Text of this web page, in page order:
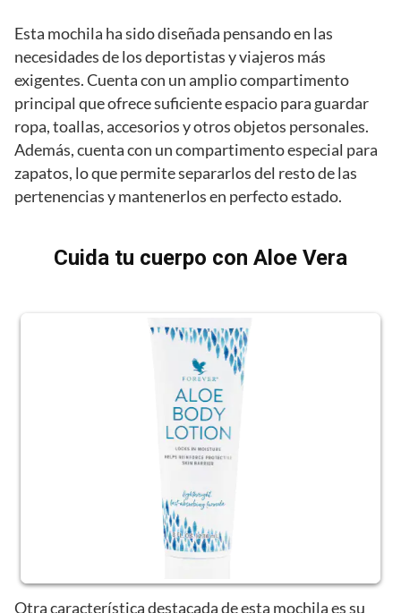
Esta mochila ha sido diseñada pensando en las
necesidades de los deportistas y viajeros más
exigentes. Cuenta con un amplio compartimento
principal que ofrece suficiente espacio para guardar
ropa, toallas, accesorios y otros objetos personales.
Además, cuenta con un compartimento especial para
zapatos, lo que permite separarlos del resto de las
pertenencias y mantenerlos en perfecto estado.
Cuida tu cuerpo con Aloe Vera
Otra característica destacada de esta mochila es su